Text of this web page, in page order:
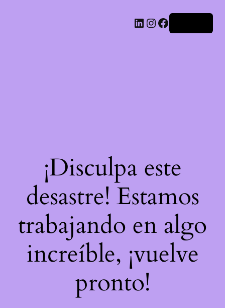
LinkedIn
Instagram
Facebook
¡Disculpa este
desastre! Estamos
trabajando en algo
increíble, ¡vuelve
pronto!